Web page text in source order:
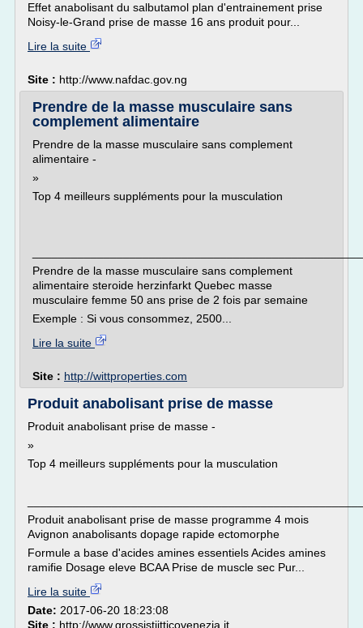
Effet anabolisant du salbutamol plan d'entrainement prise
Noisy-le-Grand prise de masse 16 ans produit pour...
Lire la suite
Site : http://www.nafdac.gov.ng
Prendre de la masse musculaire sans
complement alimentaire
Prendre de la masse musculaire sans complement
alimentaire -
»
Top 4 meilleurs suppléments pour la musculation
Prendre de la masse musculaire sans complement
alimentaire steroide herzinfarkt Quebec masse
musculaire femme 50 ans prise de 2 fois par semaine
Exemple : Si vous consommez, 2500...
Lire la suite
Site : http://wittproperties.com
Produit anabolisant prise de masse
Produit anabolisant prise de masse -
»
Top 4 meilleurs suppléments pour la musculation
Produit anabolisant prise de masse programme 4 mois
Avignon anabolisants dopage rapide ectomorphe
Formule a base d'acides amines essentiels Acides amines
ramifie Dosage eleve BCAA Prise de muscle sec Pur...
Lire la suite
Date: 2017-06-20 18:23:08
Site : http://www.grossistiitticovenezia.it